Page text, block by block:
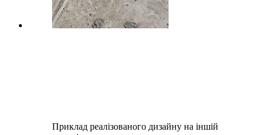
Приклад реалізованого дизайну на іншій